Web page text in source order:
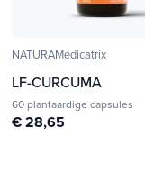
NATURAMedicatrix
LF-CURCUMA
60 plantaardige capsules
€ 28,65